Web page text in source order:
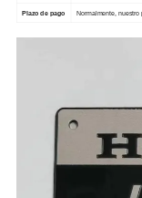
Plazo de pago Normalmente,